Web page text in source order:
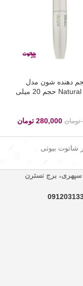
دهنده شون مدل
Natural Beauty حجم 20 میلی
تومان 280,000 تومان
شاتوت بیوتی
سپهری، برج نسترن